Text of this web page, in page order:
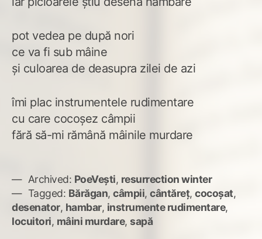
pot vedea pe după nori
ce va fi sub mâine
și culoarea de deasupra zilei de azi
îmi plac instrumentele rudimentare
cu care cocoșez câmpii
fără să-mi rămână mâinile murdare
Archived: PoeVești, resurrection winter
Tagged: Bărăgan, câmpii, cântăreț, cocoșat,
desenator, hambar, instrumente rudimentare,
locuitori, mâini murdare, sapă